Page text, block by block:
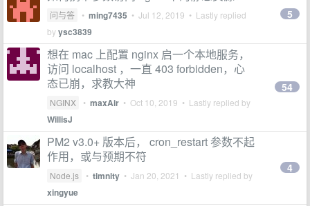
问与答 • ming7435 • Jul 12, 2019 • Lastly replied
byysc3839
5
想在 mac 上配置 nginx 启一个本地服务，
访问 localhost ，一直 403 forbidden，心
态已崩，求教大神
NGINX • maxAir • Oct 10, 2019 • Lastly replied by
WillisJ
54
PM2 v3.0+ 版本后， cron_restart 参数不起
作用，或与预期不符
Node.js • timnity • Jan 20, 2021 • Lastly replied by
xingyue
4